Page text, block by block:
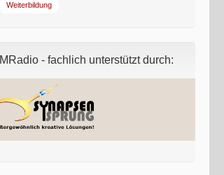
Weiterbildung
MRadio - fachlich unterstützt durch: